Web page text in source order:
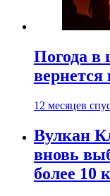
Погода в
12 месяцев
Вулкан
вновь
более 10